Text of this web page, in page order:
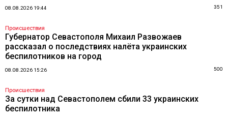
08.08.2026 19:44 351
Происшествия
Губернатор Севастополя Михаил Развожаев
рассказал о последствиях налёта украинских
беспилотников на город
08.08.2026 15:26 500
Происшествия
За сутки над Севастополем сбили 33 украинских
беспилотника